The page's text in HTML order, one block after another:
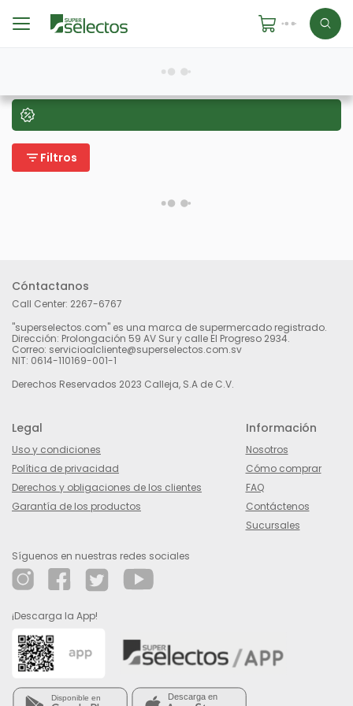
filter_list Filtros
Cóntactanos
Call Center: 2267-6767
"superselectos.com" es una marca de supermercado registrado.
Dirección: Prolongación 59 AV Sur y calle El Progreso 2934.
Correo: servicioalcliente@superselectos.com.sv
NIT: 0614-110169-001-1
Derechos Reservados 2023 Calleja, S.A de C.V.
Legal
Uso y condiciones
Política de privacidad
Derechos y obligaciones de los clientes
Garantía de los productos
Información
Nosotros
Cómo comprar
FAQ
Contáctenos
Sucursales
Síguenos en nuestras redes sociales
¡Descarga la App!